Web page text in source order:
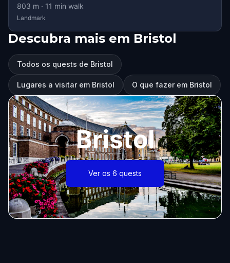
803 m · 11 min walk
Landmark
Descubra mais em Bristol
Todos os quests de Bristol
Lugares a visitar em Bristol O que fazer em Bristol
Bristol
Ver os 6 quests